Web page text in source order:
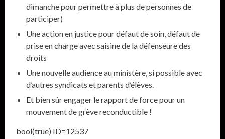
dimanche pour permettre à plus de personnes de
participer)
Une action en justice pour défaut de soin, défaut de
prise en charge avec saisine de la défenseure des
droits
Une nouvelle audience au ministère, si possible avec
d’autres syndicats et parents d’élèves.
Et bien sûr engager le rapport de force pour un
mouvement de grève reconductible !
bool(true) ID=12537